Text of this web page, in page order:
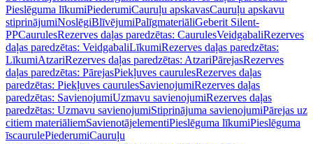
Pieslēguma līkumiPiederumiCauruļu apskavasCauruļu apskavu
stiprinājumiNoslēgiBlīvējumiPalīgmateriāliGeberit Silent-
PPCaurulesRezerves daļas paredzētas: CaurulesVeidgabaliRezerves
daļas paredzētas: VeidgabaliLīkumiRezerves daļas paredzētas:
LīkumiAtzariRezerves daļas paredzētas: AtzariPārejasRezerves
daļas paredzētas: PārejasPiekļuves caurulesRezerves daļas
paredzētas: Piekļuves caurulesSavienojumiRezerves daļas
paredzētas: SavienojumiUzmavu savienojumiRezerves daļas
paredzētas: Uzmavu savienojumiStiprinājuma savienojumiPārejas uz
citiem materiāliemSavienotājelementiPieslēguma līkumiPieslēguma
īscaurulePiederumiCauruļu